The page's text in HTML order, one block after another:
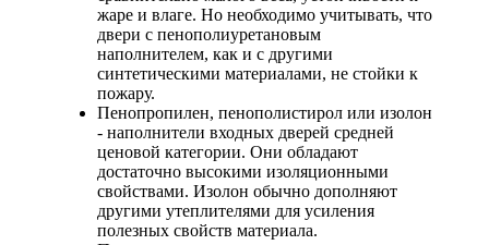
жаре и влаге. Но необходимо учитывать, что
двери с пенополиуретановым
наполнителем, как и с другими
синтетическими материалами, не стойки к
пожару.
Пенопропилен, пенополистирол или изолон
- наполнители входных дверей средней
ценовой категории. Они обладают
достаточно высокими изоляционными
свойствами. Изолон обычно дополняют
другими утеплителями для усиления
полезных свойств материала.